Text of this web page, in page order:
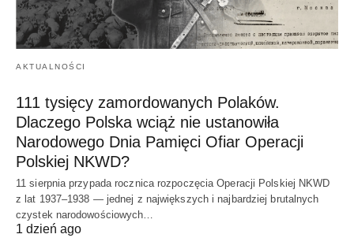
AKTUALNOŚCI
111 tysięcy zamordowanych Polaków.
Dlaczego Polska wciąż nie ustanowiła
Narodowego Dnia Pamięci Ofiar Operacji
Polskiej NKWD?
11 sierpnia przypada rocznica rozpoczęcia Operacji Polskiej NKWD
z lat 1937–1938 — jednej z największych i najbardziej brutalnych
czystek narodowościowych…
1 dzień ago